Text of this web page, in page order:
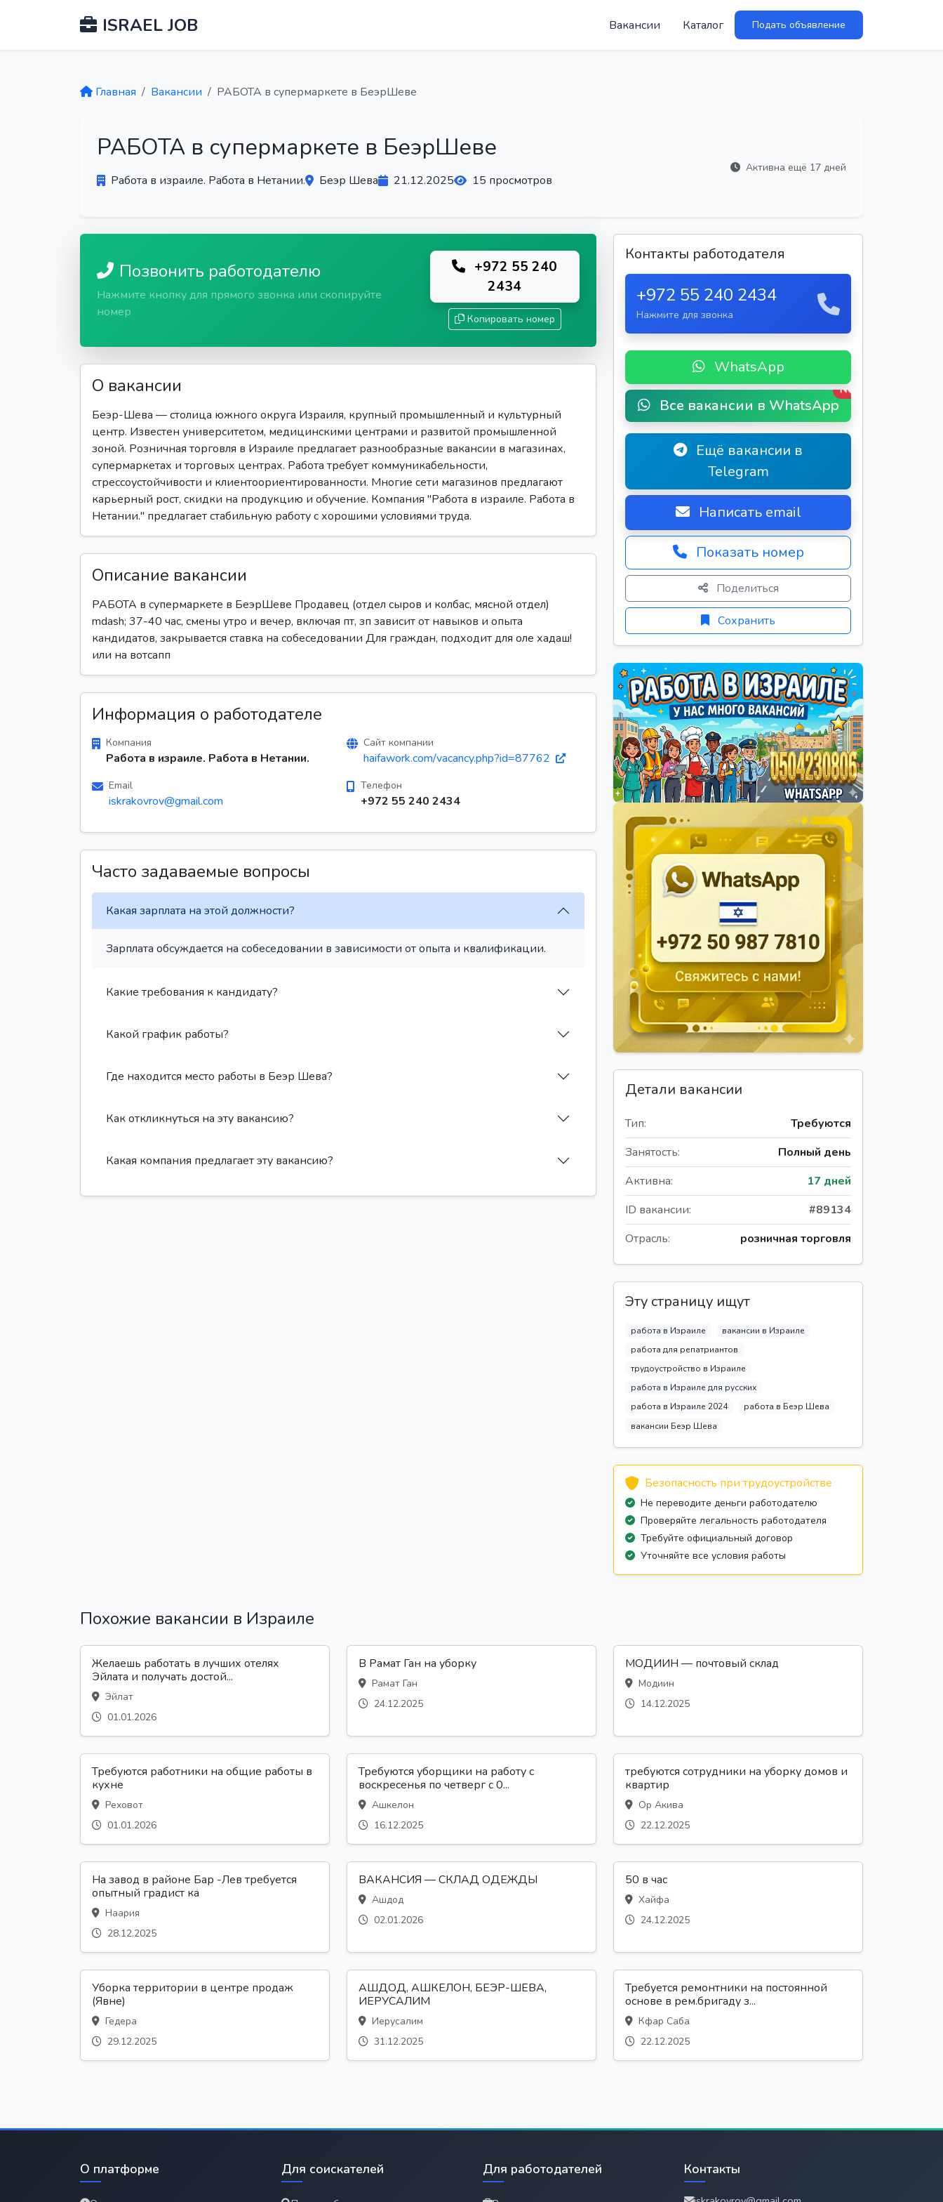
ISRAEL JOB Вакансии Каталог Подать объявление
Главная Вакансии РАБОТА в супермаркете в БеэрШеве
РАБОТА в супермаркете в БеэрШеве
Работа в израиле. Работа в Нетании. Беэр Шева 21.12.2025 15 просмотров
Активна ещё 17 дней
Позвонить работодателю
Нажмите кнопку для прямого звонка или скопируйте
номер
+972 55 240
2434
Копировать номер
О вакансии
Беэр-Шева — столица южного округа Израиля, крупный промышленный и культурный
центр. Известен университетом, медицинскими центрами и развитой промышленной
зоной. Розничная торговля в Израиле предлагает разнообразные вакансии в магазинах,
супермаркетах и торговых центрах. Работа требует коммуникабельности,
стрессоустойчивости и клиентоориентированности. Многие сети магазинов предлагают
карьерный рост, скидки на продукцию и обучение. Компания "Работа в израиле. Работа в
Нетании." предлагает стабильную работу с хорошими условиями труда.
Описание вакансии
РАБОТА в супермаркете в БеэрШеве Продавец (отдел сыров и колбас, мясной отдел)
mdash; 37-40 час, смены утро и вечер, включая пт, зп зависит от навыков и опыта
кандидатов, закрывается ставка на собеседовании Для граждан, подходит для оле хадаш!
или на вотсапп
Информация о работодателе
Компания
Работа в израиле. Работа в Нетании.
Сайт компании
haifawork.com/vacancy.php?id=87762
Email
iskrakovrov@gmail.com
Телефон
+972 55 240 2434
Часто задаваемые вопросы
Какая зарплата на этой должности?
Зарплата обсуждается на собеседовании в зависимости от опыта и квалификации.
Какие требования к кандидату?
Какой график работы?
Где находится место работы в Беэр Шева?
Как откликнуться на эту вакансию?
Какая компания предлагает эту вакансию?
Контакты работодателя
+972 55 240 2434
Нажмите для звонка
WhatsApp
Все вакансии в WhatsApp
New
Ещё вакансии в
Telegram
Написать email
Показать номер
Поделиться
Сохранить
Детали вакансии
Тип:
Требуются
Занятость:
Полный день
Активна:
17 дней
ID вакансии:
#89134
Отрасль:
розничная торговля
Эту страницу ищут
работа в Израиле
вакансии в Израиле
работа для репатриантов
трудоустройство в Израиле
работа в Израиле для русских
работа в Израиле 2024
работа в Беэр Шева
вакансии Беэр Шева
Безопасность при трудоустройстве
Не переводите деньги работодателю
Проверяйте легальность работодателя
Требуйте официальный договор
Уточняйте все условия работы
Похожие вакансии в Израиле
Желаешь работать в лучших отелях
Эйлата и получать достой...
Эйлат
01.01.2026
В Рамат Ган на уборку
Рамат Ган
24.12.2025
МОДИИН — почтовый склад
Модиин
14.12.2025
Требуются работники на общие работы в
кухне
Реховот
01.01.2026
Требуются уборщики на работу с
воскресенья по четверг с 0...
Ашкелон
16.12.2025
требуются сотрудники на уборку домов и
квартир
Ор Акива
22.12.2025
На завод в районе Бар -Лев требуется
опытный градист ка
Наария
28.12.2025
ВАКАНСИЯ — СКЛАД ОДЕЖДЫ
Ашдод
02.01.2026
50 в час
Хайфа
24.12.2025
Уборка территории в центре продаж
(Явне)
Гедера
29.12.2025
АШДОД, АШКЕЛОН, БЕЭР-ШЕВА,
ИЕРУСАЛИМ
Иерусалим
31.12.2025
Требуется ремонтники на постоянной
основе в рем.бригаду з...
Кфар Саба
22.12.2025
О платформе Для соискателей Для работодателей Контакты